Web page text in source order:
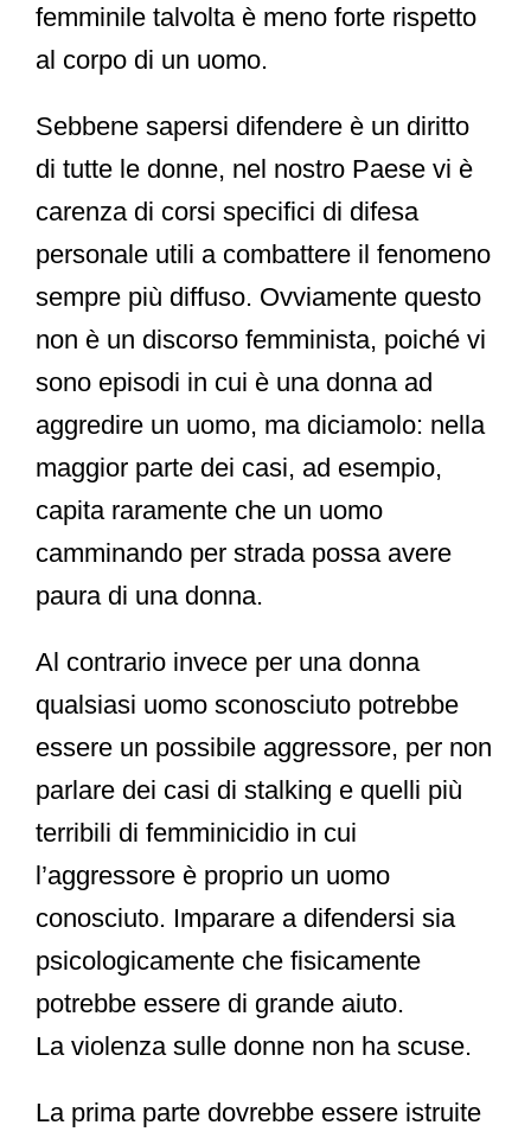
femminile talvolta è meno forte rispetto
al corpo di un uomo.
Sebbene sapersi difendere è un diritto
di tutte le donne, nel nostro Paese vi è
carenza di corsi specifici di difesa
personale utili a combattere il fenomeno
sempre più diffuso. Ovviamente questo
non è un discorso femminista, poiché vi
sono episodi in cui è una donna ad
aggredire un uomo, ma diciamolo: nella
maggior parte dei casi, ad esempio,
capita raramente che un uomo
camminando per strada possa avere
paura di una donna.
Al contrario invece per una donna
qualsiasi uomo sconosciuto potrebbe
essere un possibile aggressore, per non
parlare dei casi di stalking e quelli più
terribili di femminicidio in cui
l’aggressore è proprio un uomo
conosciuto. Imparare a difendersi sia
psicologicamente che fisicamente
potrebbe essere di grande aiuto.
La violenza sulle donne non ha scuse.
La prima parte dovrebbe essere istruite